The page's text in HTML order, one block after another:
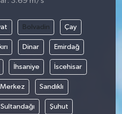
Bolvadin Çay
Dinar Emirdağ
İhsaniye İscehisar
Merkez Sandıklı
Sultandağı Şuhut